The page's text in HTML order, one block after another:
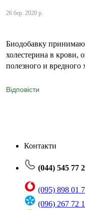
26 бер. 2020 р.
Биодобавку
холестерина в крови,
полезного и вредного
Відповісти
Контакти
(044) 545 77
(095) 898 01
(096) 267 72